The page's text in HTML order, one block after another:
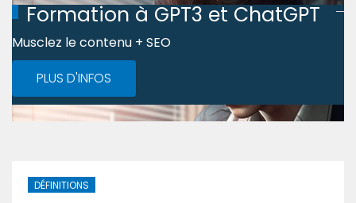
Formation à GPT3 et ChatGPT
Musclez le contenu + SEO
PLUS D'INFOS
DÉFINITIONS